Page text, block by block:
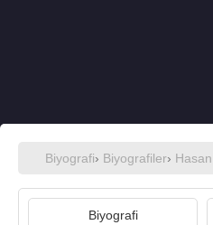
Biyografi› Biyografiler›
Biyografi